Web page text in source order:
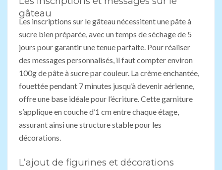
gâteau
Les inscriptions sur le gâteau nécessitent une pâte à
sucre bien préparée, avec un temps de séchage de 5
jours pour garantir une tenue parfaite. Pour réaliser
des messages personnalisés, il faut compter environ
100g de pâte à sucre par couleur. La crème enchantée,
fouettée pendant 7 minutes jusqu’à devenir aérienne,
offre une base idéale pour l’écriture. Cette garniture
s’applique en couche d’1 cm entre chaque étage,
assurant ainsi une structure stable pour les
décorations.
L’ajout de figurines et décorations